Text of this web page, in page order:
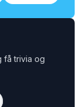
få trivia og